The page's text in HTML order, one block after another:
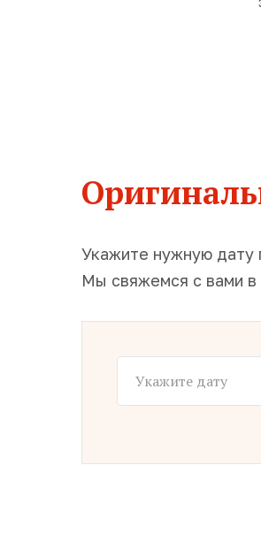
Укажите нужную дату
Мы свяжемся с вами в